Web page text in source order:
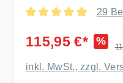
29
115,95 €* %
inkl. MwSt., zzgl.